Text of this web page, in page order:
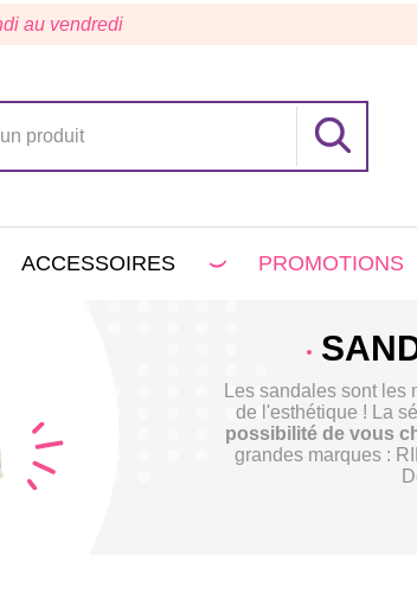
au vendredi
ACCESSOIRES PROMOTIONS
Les sandales sont
de l'esthétique ! La
possibilité de vous
grandes marques :